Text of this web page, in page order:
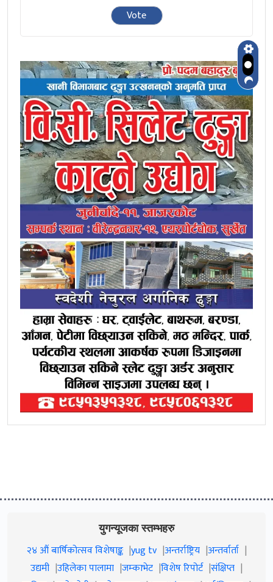
युगन्यूजका स्तम्भहरु
२४ औं बार्षिकोत्सव विशेषाङ्क yug tv अन्तर्राष्ट्रिय अन्तर्वार्ता
उद्यमी उहिलेका पालामा जम्काभेट विशेष रिपोर्ट संक्षिप्त